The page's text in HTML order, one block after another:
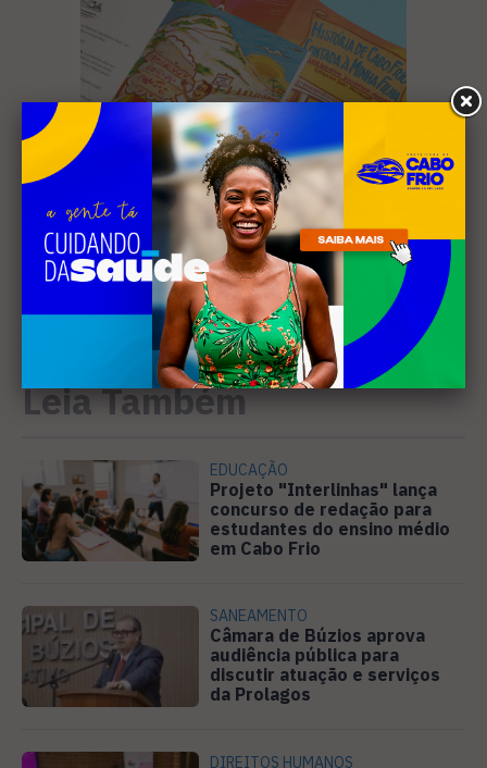
Leia Também
EDUCAÇÃO
Projeto "Interlinhas" lança
concurso de redação para
estudantes do ensino médio
em Cabo Frio
SANEAMENTO
Câmara de Búzios aprova
audiência pública para
discutir atuação e serviços
da Prolagos
DIREITOS HUMANOS